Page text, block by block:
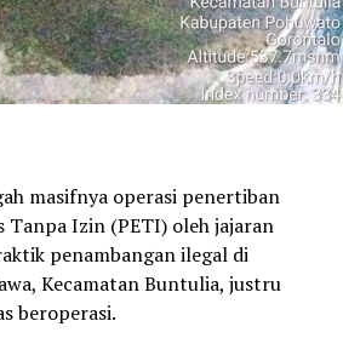
Kamis 4/6 Bertambah 3
Ibu dan Bayi Asal Gorut
masifnya operasi penertiban
Tanpa Izin (PETI) oleh jajaran
penambangan ilegal di
Kecamatan Buntulia, justru
beroperasi.